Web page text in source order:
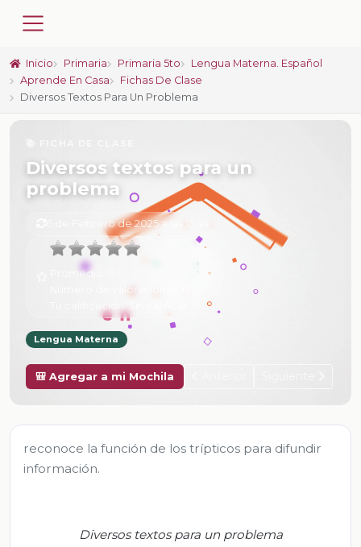
Inicio Primaria Primaria 5to
Lengua Materna. Español
Aprende En Casa
Fichas De Clase
Diversos Textos Para Un Problema
Diversos textos para un
problema
6 de Febrero de 2025 a las 15:44
Promedio:
Número de valoraciones:
Tu calificación:
Lengua Materna
🎒 Agregar a mi Mochila
reconoce la función de los trípticos para difundir
información.
Diversos textos para un problema